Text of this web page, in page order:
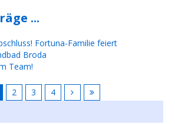
...
Fortuna-Familie feiert
Broda
Team!
2 3 4